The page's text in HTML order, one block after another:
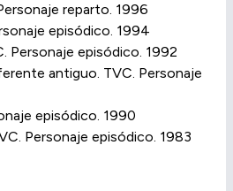
reparto. 1996
episódico. 1994
Personaje episódico. 1992
antiguo. TVC. Personaje
episódico. 1990
Personaje episódico. 1983